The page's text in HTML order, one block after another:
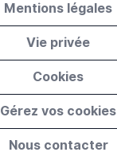
Mentions légales
Vie privée
Cookies
Gérez vos cookies
Nous contacter